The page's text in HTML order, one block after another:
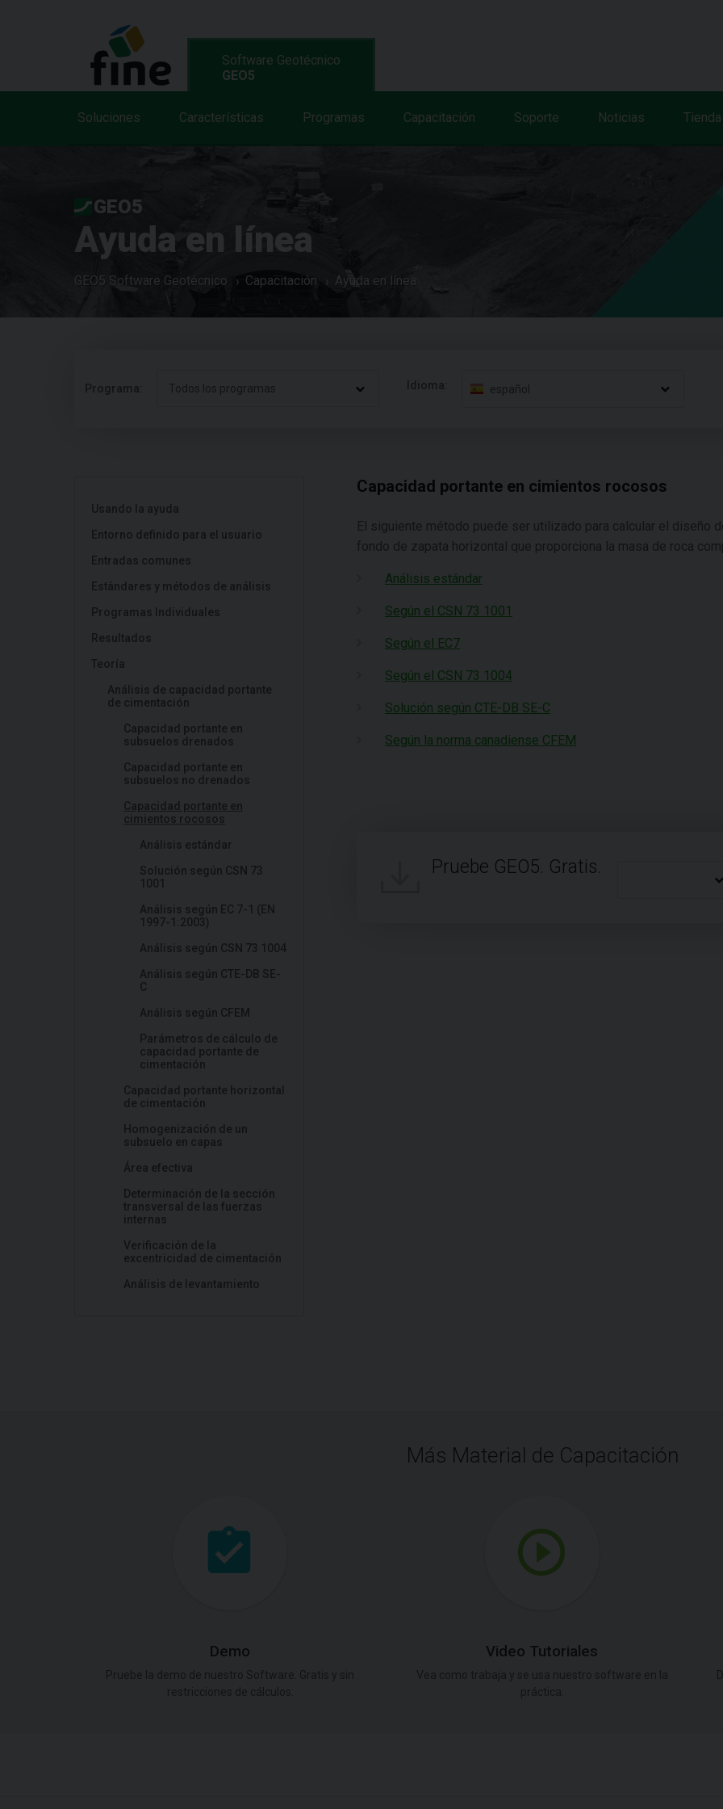
Software Geotécnico
GEO5
Soluciones Características Programas Capacitación Soporte Noticias Tienda
GEO5
Ayuda en línea
GEO5 Software Geotécnico Capacitación Ayuda en línea
Programa: Todos los programas Idioma: español
Usando la ayuda
Entorno definido para el usuario
Entradas comunes
Estándares y métodos de análisis
Programas Individuales
Resultados
Teoría
Análisis de capacidad portante
de cimentación
Capacidad portante en
subsuelos drenados
Capacidad portante en
subsuelos no drenados
Capacidad portante en
cimientos rocosos
Análisis estándar
Solución según CSN 73
1001
Análisis según EC 7-1 (EN
1997-1:2003)
Análisis según CSN 73 1004
Análisis según CTE-DB SE-
C
Análisis según CFEM
Parámetros de cálculo de
capacidad portante de
cimentación
Capacidad portante horizontal
de cimentación
Homogenización de un
subsuelo en capas
Área efectiva
Determinación de la sección
transversal de las fuerzas
internas
Verificación de la
excentricidad de cimentación
Análisis de levantamiento
Capacidad portante en cimientos rocosos
El siguiente método puede ser utilizado para calcular el diseño
fondo de zapata horizontal que proporciona la masa de roca
Análisis estándar
Según el CSN 73 1001
Según el EC7
Según el CSN 73 1004
Solución según CTE-DB SE-C
Según la norma canadiense CFEM
Pruebe GEO5. Gratis.
Más Material de Capacitación
Demo Video Tutoriales